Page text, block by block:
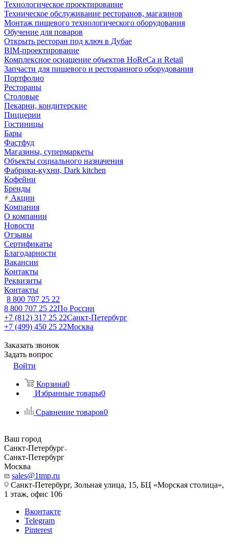
Технологическое проектирование
Техническое обслуживание ресторанов, магазинов
Монтаж пищевого технологического оборудования
Обучение для поваров
Открыть ресторан под ключ в Дубае
BIM-проектирование
Комплексное оснащение объектов HoReCa и Retail
Запчасти для пищевого и ресторанного оборудования
Портфолио
Рестораны
Столовые
Пекарни, кондитерские
Пиццерии
Гостиницы
Бары
Фастфуд
Магазины, супермаркеты
Объекты социального назначения
Фабрики-кухни, Dark kitchen
Кофейни
Бренды
Акции
Компания
О компании
Новости
Отзывы
Сертификаты
Благодарности
Вакансии
Контакты
Реквизиты
Контакты
8 800 707 25 22
8 800 707 25 22По России
+7 (812) 317 25 22Санкт-Петербург
+7 (499) 450 25 22Москва
Заказать звонок
Задать вопрос
Войти
Корзина0
Избранные товары0
Сравнение товаров0
Ваш город
Санкт-Петербург
Санкт-Петербург
Москва
sales@1tmp.ru
Санкт-Петербург, Зольная улица, 15, БЦ «Морская столица»,
1 этаж, офис 106
Вконтакте
Telegram
Pinterest